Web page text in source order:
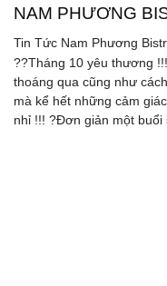
NAM PHƯƠNG
Tin Tức Nam Phương
??Tháng 10 yêu thương
thoáng qua cũng như
mà kể hết những cảm
nhỉ !!! ?Đơn giản một buổi